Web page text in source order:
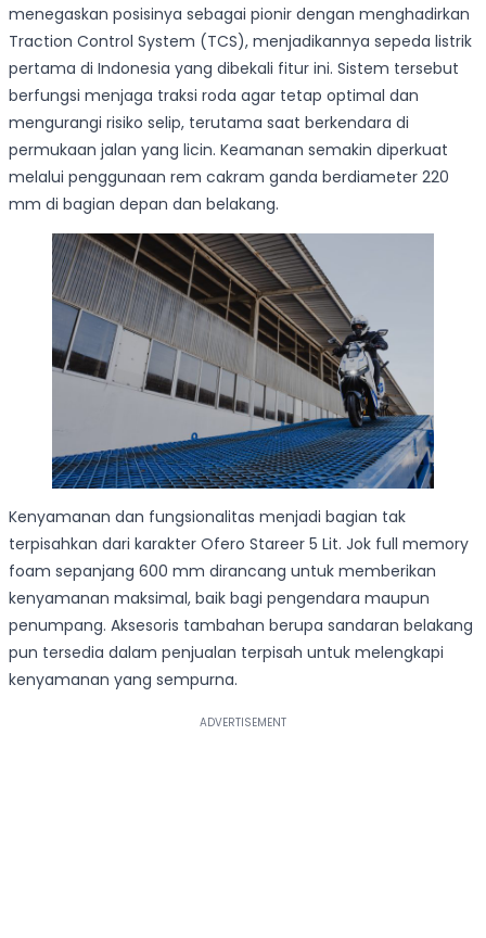
menegaskan posisinya sebagai pionir dengan menghadirkan
Traction Control System (TCS), menjadikannya sepeda listrik
pertama di Indonesia yang dibekali fitur ini. Sistem tersebut
berfungsi menjaga traksi roda agar tetap optimal dan
mengurangi risiko selip, terutama saat berkendara di
permukaan jalan yang licin. Keamanan semakin diperkuat
melalui penggunaan rem cakram ganda berdiameter 220
mm di bagian depan dan belakang.
Kenyamanan dan fungsionalitas menjadi bagian tak
terpisahkan dari karakter Ofero Stareer 5 Lit. Jok full memory
foam sepanjang 600 mm dirancang untuk memberikan
kenyamanan maksimal, baik bagi pengendara maupun
penumpang. Aksesoris tambahan berupa sandaran belakang
pun tersedia dalam penjualan terpisah untuk melengkapi
kenyamanan yang sempurna.